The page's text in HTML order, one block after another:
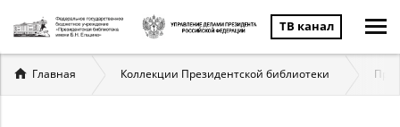
ТВ канал
Вы
здесь
Главная Коллекции Президентской библиотеки